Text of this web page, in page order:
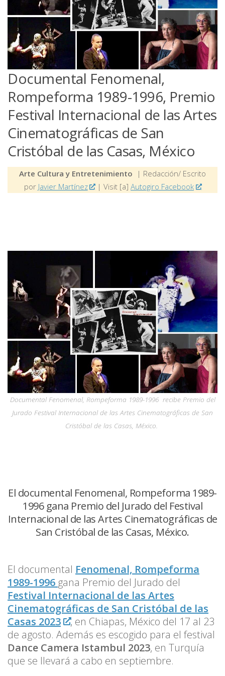
Documental Fenomenal,
Rompeforma 1989-1996, Premio
Festival Internacional de las Artes
Cinematográficas de San
Cristóbal de las Casas, México
Arte Cultura y Entretenimiento | Redacción/ Escrito
por Javier Martínez | Visit [a] Autogiro Facebook
Documental Fenomenal, Rompeforma 1989-1996 recibe Premio del
Jurado Festival Internacional de las Artes Cinematográficas de San
Cristóbal de las Casas, México.
El documental Fenomenal, Rompeforma 1989-
1996 gana Premio del Jurado del Festival
Internacional de las Artes Cinematográficas de
San Cristóbal de las Casas, México.
El documental Fenomenal, Rompeforma
1989-1996 gana Premio del Jurado del
Festival Internacional de las Artes
Cinematográficas de San Cristóbal de las
Casas 2023
, en Chiapas, México del 17 al 23
de agosto. Además es escogido para el festival
Dance Camera Istambul 2023, en Turquía
que se llevará a cabo en septiembre.